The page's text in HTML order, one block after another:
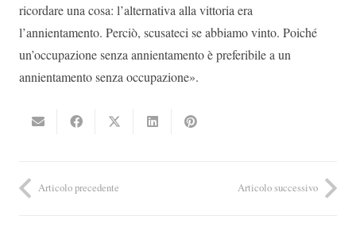
ricordare una cosa: l’alternativa alla vittoria era
l’annientamento. Perciò, scusateci se abbiamo vinto. Poiché
un’occupazione senza annientamento è preferibile a un
annientamento senza occupazione».
Articolo precedente Articolo successivo